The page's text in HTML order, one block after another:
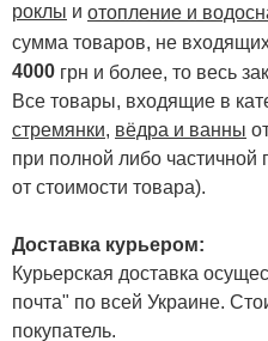
роклы и отопление и
сумма товаров, не
4000 грн и более, то весь
Все товары, входящие в
стремянки, вёдра и ванны
при полной либо
от стоимости товара).
Доставка курьером:
Курьерская доставка
почта" по всей Украине.
покупатель.